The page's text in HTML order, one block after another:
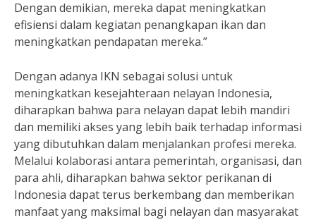
Dengan demikian, mereka dapat meningkatkan
efisiensi dalam kegiatan penangkapan ikan dan
meningkatkan pendapatan mereka.”
Dengan adanya IKN sebagai solusi untuk
meningkatkan kesejahteraan nelayan Indonesia,
diharapkan bahwa para nelayan dapat lebih mandiri
dan memiliki akses yang lebih baik terhadap informasi
yang dibutuhkan dalam menjalankan profesi mereka.
Melalui kolaborasi antara pemerintah, organisasi, dan
para ahli, diharapkan bahwa sektor perikanan di
Indonesia dapat terus berkembang dan memberikan
manfaat yang maksimal bagi nelayan dan masyarakat